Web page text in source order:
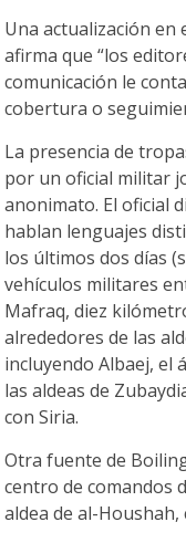
Una actualización en
afirma que “los
comunicación le
cobertura o
La presencia de
por un oficial militar
anonimato. El oficial
hablan lenguajes
los últimos dos días
vehículos militares
Mafraq, diez
alrededores de las
incluyendo Albaej, el
las aldeas de
con Siria.
Otra fuente de
centro de comandos
aldea de al-